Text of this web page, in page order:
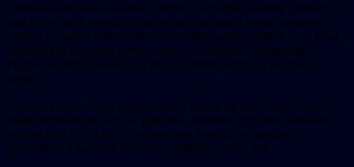
Antrosios laikysenos ištakos TSPMI, kur kažko kažkaip pamoko ir
tada tokie lyg ir mokyti nibitai politologai pagal meniu atsiranka
partijas ir žaidžia rinkiminius žaidimėlius pardavinėdami savo labai
vidutiniškas smegenis tiems, kurie eina „dirbti“. Visi laimingi.
Pinigai papildo kišenius, nes jokių didesnių ambicijų su žiburiu
nerasi.
Verkia tik tauta. Ir dar baisiau, kad ji verkia tik todėl, kad tokios
pigios politologijos bei dar pigesnės „dirbimo“ politikos laukuose
nelieka POLITIKOS, t.y. kalbos apie moralę, jos sunkius
sprendinius ir kasdienį bandymą atsigręžti esmių link.